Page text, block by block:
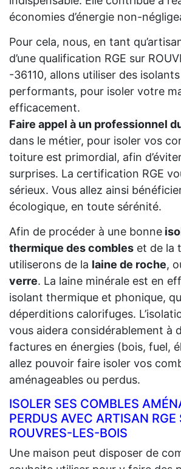
économies d’énergie non-
Pour cela, nous, en tant
d’une qualification RGE sur
-36110, allons utiliser des
performants, pour isoler votre
efficacement.
Faire appel à un professionnel
dans le métier, pour isoler vos
toiture est primordial, afin
surprises. La certification RGE
sérieux. Vous allez ainsi
écologique, en toute sérénité.
Afin de procéder à une bonne
thermique des combles et de la
utiliserons de la laine de roche,
verre. La laine minérale est en
isolant thermique et phonique,
déperditions calorifuges.
vous aidera considérablement à
factures en énergies (bois, fuel,
allez pouvoir faire isoler vos
aménageables ou perdus.
ISOLER SES COMBLES
PERDUS AVEC ARTISAN RGE
ROUVRES-LES-BOIS
Une maison peut disposer de